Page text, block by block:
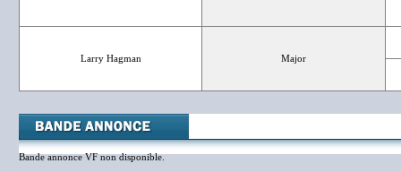
Larry Hagman Major
Bande annonce VF non disponible.